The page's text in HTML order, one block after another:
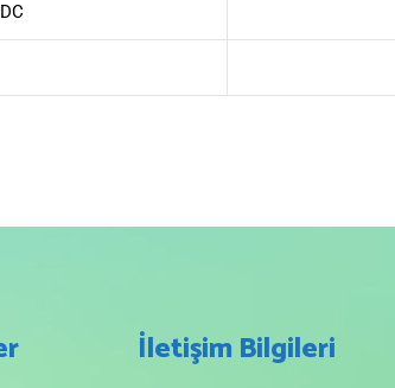
İletişim Bilgileri